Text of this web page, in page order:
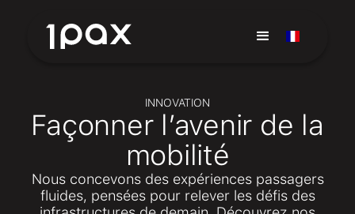
INNOVATION
Façonner l’avenir de la
mobilité
Nous concevons des expériences passagers
fluides, pensées pour relever les défis des